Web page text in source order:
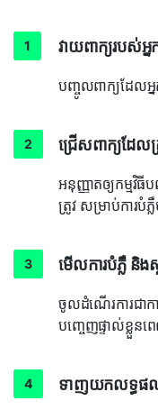
វាយពាក្យរបស់អ្ន
បញ្ចូលពាក្យដែលអ្
ជ្រើសពាក្យដែល
អនុញ្ញាតឲ្យកម្មវិធី
ត្រូវ សម្រាប់ការបំភ្
មើលការបំភ្លឺ និង
ចូលដំណើរការជាក
បញ្ចេញផ្ទាល់ខ្លួនព
ទាញយកលទ្ធផល